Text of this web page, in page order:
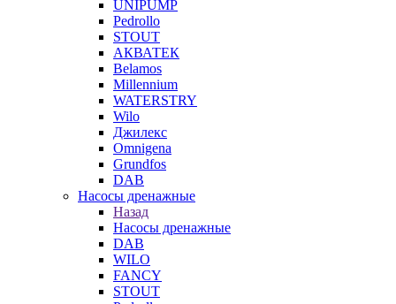
UNIPUMP
Pedrollo
STOUT
АКВАТЕК
Belamos
Millennium
WATERSTRY
Wilo
Джилекс
Omnigena
Grundfos
DAB
Насосы дренажные
Назад
Насосы дренажные
DAB
WILO
FANCY
STOUT